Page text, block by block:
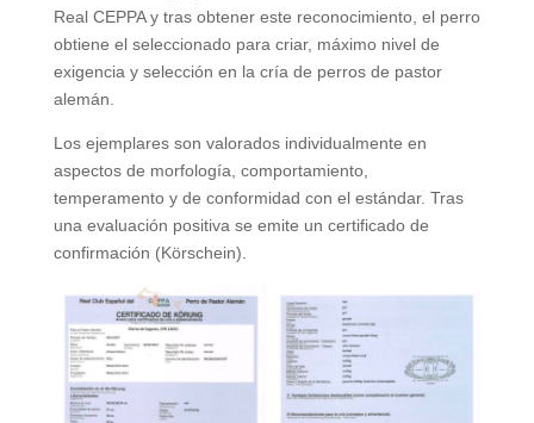
Real CEPPA y tras obtener este reconocimiento, el perro
obtiene el seleccionado para criar, máximo nivel de
exigencia y selección en la cría de perros de pastor
alemán.
Los ejemplares son valorados individualmente en
aspectos de morfología, comportamiento,
temperamento y de conformidad con el estándar. Tras
una evaluación positiva se emite un certificado de
confirmación (Körschein).